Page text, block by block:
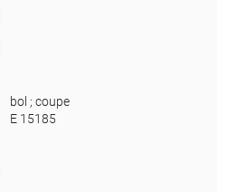
bol ; coupe
E 15185